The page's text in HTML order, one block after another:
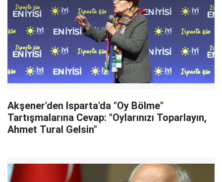
Akşener'den Isparta'da "Oy Bölme"
Tartışmalarına Cevap: "Oylarınızı Toparlayın,
Ahmet Tural Gelsin"